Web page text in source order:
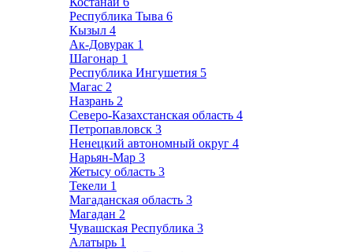
Республика Тыва 6
Кызыл 4
Ак-Довурак 1
Шагонар 1
Республика Ингушетия 5
Магас 2
Назрань 2
Северо-Казахстанская область 4
Петропавловск 3
Ненецкий автономный округ 4
Нарьян-Мар 3
Жетысу область 3
Текели 1
Магаданская область 3
Магадан 2
Чувашская Республика 3
Алатырь 1